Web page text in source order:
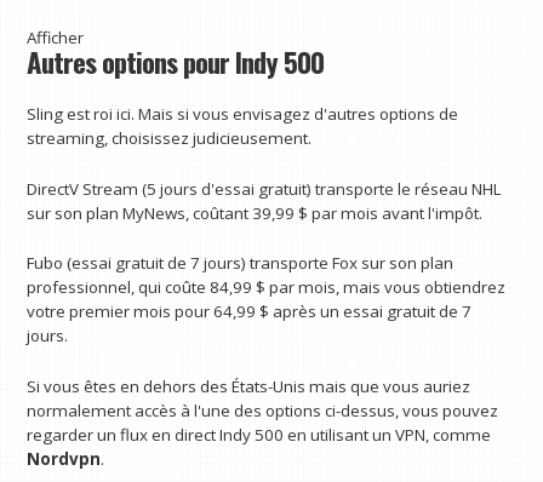
Afficher
Autres options pour Indy 500
Sling est roi ici. Mais si vous envisagez d'autres options de
streaming, choisissez judicieusement.
DirectV Stream (5 jours d'essai gratuit) transporte le réseau NHL
sur son plan MyNews, coûtant 39,99 $ par mois avant l'impôt.
Fubo (essai gratuit de 7 jours) transporte Fox sur son plan
professionnel, qui coûte 84,99 $ par mois, mais vous obtiendrez
votre premier mois pour 64,99 $ après un essai gratuit de 7
jours.
Si vous êtes en dehors des États-Unis mais que vous auriez
normalement accès à l'une des options ci-dessus, vous pouvez
regarder un flux en direct Indy 500 en utilisant un VPN, comme
Nordvpn.